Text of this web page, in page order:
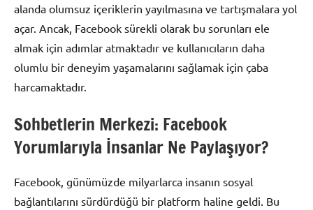
alanda olumsuz içeriklerin yayılmasına ve tartışmalara yol
açar. Ancak, Facebook sürekli olarak bu sorunları ele
almak için adımlar atmaktadır ve kullanıcıların daha
olumlu bir deneyim yaşamalarını sağlamak için çaba
harcamaktadır.
Sohbetlerin Merkezi: Facebook
Yorumlarıyla İnsanlar Ne Paylaşıyor?
Facebook, günümüzde milyarlarca insanın sosyal
bağlantılarını sürdürdüğü bir platform haline geldi. Bu